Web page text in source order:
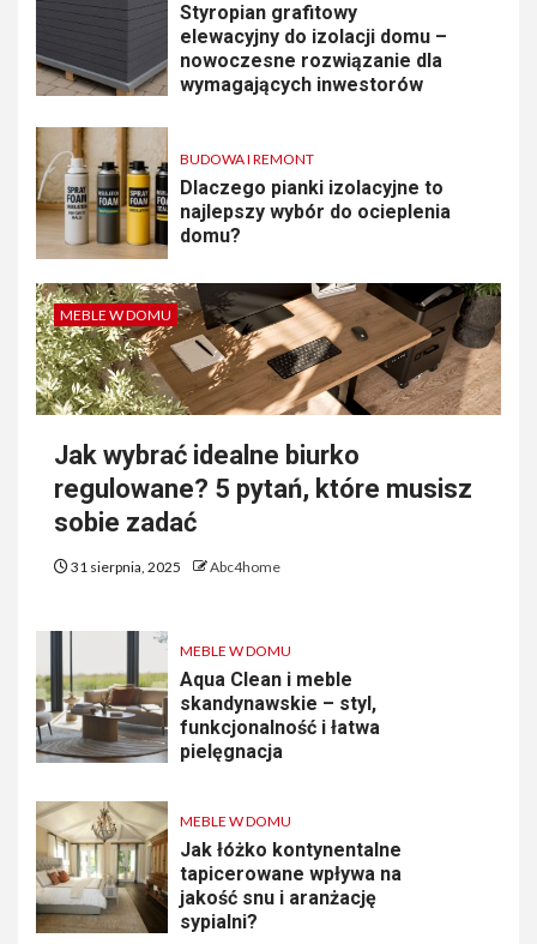
Styropian grafitowy
elewacyjny do izolacji domu –
nowoczesne rozwiązanie dla
wymagających inwestorów
BUDOWA I REMONT
Dlaczego pianki izolacyjne to
najlepszy wybór do ocieplenia
domu?
MEBLE W DOMU
Jak wybrać idealne biurko
regulowane? 5 pytań, które musisz
sobie zadać
31 sierpnia, 2025 Abc4home
MEBLE W DOMU
Aqua Clean i meble
skandynawskie – styl,
funkcjonalność i łatwa
pielęgnacja
MEBLE W DOMU
Jak łóżko kontynentalne
tapicerowane wpływa na
jakość snu i aranżację
sypialni?